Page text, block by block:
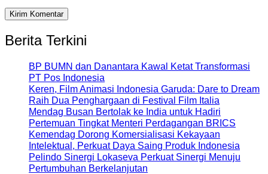
Berita Terkini
BP BUMN dan Danantara Kawal Ketat Transformasi
PT Pos Indonesia
Keren, Film Animasi Indonesia Garuda: Dare to Dream
Raih Dua Penghargaan di Festival Film Italia
Mendag Busan Bertolak ke India untuk Hadiri
Pertemuan Tingkat Menteri Perdagangan BRICS
Kemendag Dorong Komersialisasi Kekayaan
Intelektual, Perkuat Daya Saing Produk Indonesia
Pelindo Sinergi Lokaseva Perkuat Sinergi Menuju
Pertumbuhan Berkelanjutan